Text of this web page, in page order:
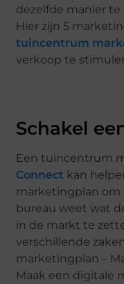
dezelfde manier
Hier zijn 5
tuincentrum
verkoop te
Schakel
Een tuincentrum
Connect kan
marketingplan om
bureau weet wat
in de markt te
verschillende
marketingplan –
Maak een digitale